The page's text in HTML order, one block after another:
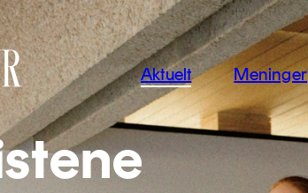
Navigasjon
Aktuelt Meninger